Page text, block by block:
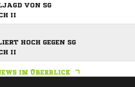
VON SG
II
HOCH GEGEN SG
II
IM ÜBERBLICK